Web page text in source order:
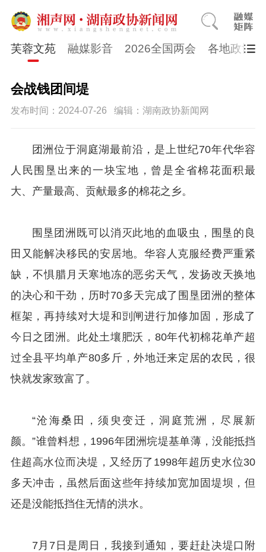
芙蓉文苑 融媒影音 2026全国两会 各地政协
会战钱团间堤
发布时间：2024-07-26 编辑：湖南政协新闻网
团洲位于洞庭湖最前沿，是上世纪70年代华容
人民围垦出来的一块宝地，曾是全省棉花面积最
大、产量最高、贡献最多的棉花之乡。
围垦团洲既可以消灭此地的血吸虫，围垦的良
田又能解决移民的安居地。华容人克服经费严重紧
缺，不惧腊月天寒地冻的恶劣天气，发扬改天换地
的决心和干劲，历时70多天完成了围垦团洲的整体
框架，再持续对大堤和剅闸进行加修加固，形成了
今日之团洲。此处土壤肥沃，80年代初棉花单产超
过全县平均单产80多斤，外地迁来定居的农民，很
快就发家致富了。
“沧海桑田，须臾变迁，洞庭荒洲，尽展新
颜。”谁曾料想，1996年团洲垸堤基单薄，没能抵挡
住超高水位而决堤，又经历了1998年超历史水位30
多天冲击，虽然后面这些年持续加宽加固堤坝，但
还是没能抵挡住无情的洪水。
7月7日是周日，我接到通知，要赶赴决堤口附